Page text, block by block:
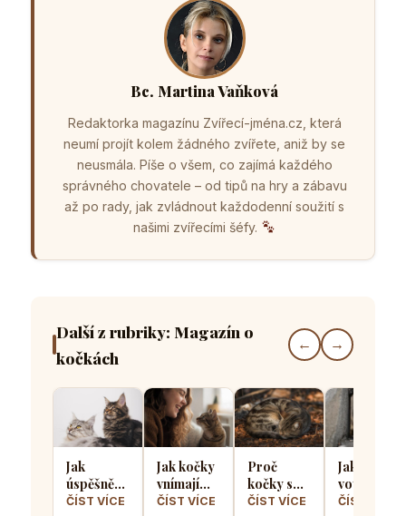
Bc. Martina Vaňková
Redaktorka magazínu Zvířecí-jména.cz, která
neumí projít kolem žádného zvířete, aniž by se
neusmála. Píše o všem, co zajímá každého
správného chovatele – od tipů na hry a zábavu
až po rady, jak zvládnout každodenní soužití s
našimi zvířecími šéfy.
Další z rubriky: Magazín o
kočkách
← →
Jak
úspěšně
seznámit
ČÍST VÍCE
Jak kočky
vnímají
lidský
ČÍST VÍCE
Proč
kočky spí
stočené
ČÍST VÍCE
Jak kočičí
vousky
pomáhají
ČÍST VÍCE